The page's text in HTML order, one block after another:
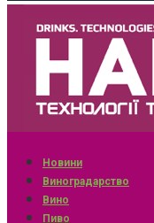
Новини
Виноградарство
Вино
Пиво